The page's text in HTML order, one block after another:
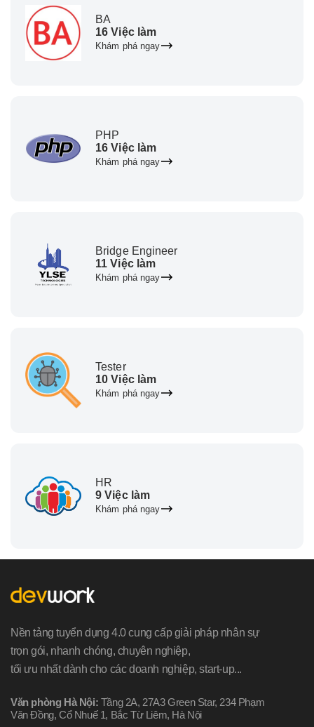
BA
16 Việc làm
Khám phá ngay
PHP
16 Việc làm
Khám phá ngay
Bridge Engineer
11 Việc làm
Khám phá ngay
Tester
10 Việc làm
Khám phá ngay
HR
9 Việc làm
Khám phá ngay
Nền tảng tuyển dụng 4.0 cung cấp giải pháp nhân sự
trọn gói, nhanh chóng, chuyên nghiệp,
tối ưu nhất dành cho các doanh nghiệp, start-up...
Văn phòng Hà Nội: Tầng 2A, 27A3 Green Star, 234 Phạm
Văn Đồng, Cổ Nhuế 1, Bắc Từ Liêm, Hà Nội